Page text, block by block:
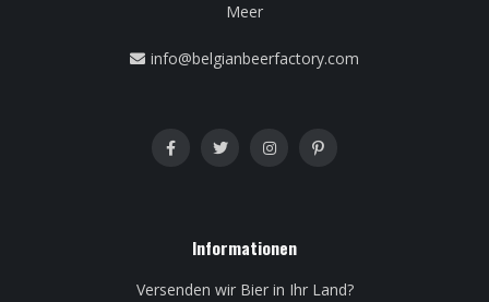
Meer
info@belgianbeerfactory.com
Informationen
Versenden wir Bier in Ihr Land?